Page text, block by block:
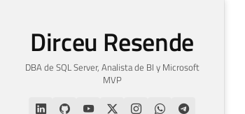
Dirceu Resende
DBA de SQL Server, Analista de BI y Microsoft
MVP